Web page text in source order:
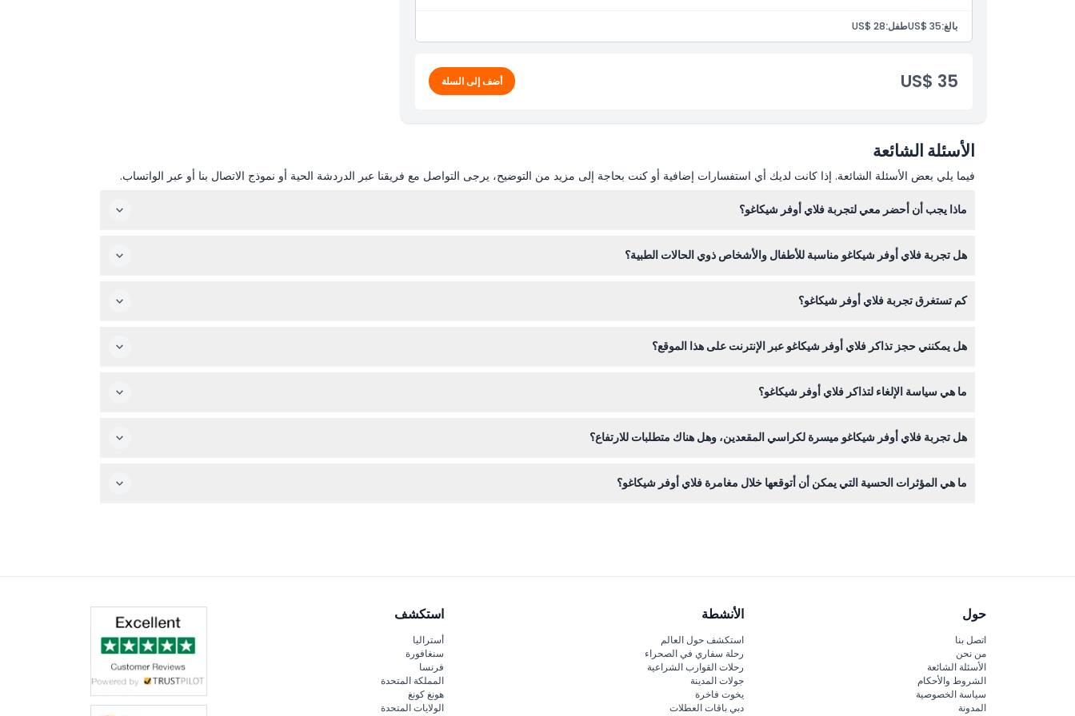
كيفية الاسترداد
سياسة الإلغاء
بالغ:US$ 35طفل:US$ 28
US$ 35 أضف إلى السلة
الأسئلة الشائعة
فيما يلي بعض الأسئلة الشائعة. إذا كانت لديك أي استفسارات إضافية أو كنت بحاجة إلى مزيد من التوضيح، يرجى التواصل مع فريقنا عبر الدردشة الحية أو نموذج الاتصال بنا أو عبر الواتساب.
ماذا يجب أن أحضر معي لتجربة فلاي أوفر شيكاغو؟
هل تجربة فلاي أوفر شيكاغو مناسبة للأطفال والأشخاص ذوي الحالات الطبية؟
الأشخاص الذين يعانون من حالات طبية خطيرة.
كم تستغرق تجربة فلاي أوفر شيكاغو؟
هل يمكنني حجز تذاكر فلاي أوفر شيكاغو عبر الإنترنت على هذا الموقع؟
ما هي سياسة الإلغاء لتذاكر فلاي أوفر شيكاغو؟
هل تجربة فلاي أوفر شيكاغو ميسرة لكراسي المقعدين، وهل هناك متطلبات للارتفاع؟
ما هي المؤثرات الحسية التي يمكن أن أتوقعها خلال مغامرة فلاي أوفر شيكاغو؟
حول
اتصل بنا
من نحن
الأسئلة الشائعة
الشروط والأحكام
سياسة الخصوصية
المدونة
الأنشطة
استكشف حول العالم
رحلة سفاري في الصحراء
رحلات القوارب الشراعية
جولات المدينة
يخوت فاخرة
دبي باقات العطلات
استكشف
أستراليا
سنغافورة
فرنسا
المملكة المتحدة
هونغ كونغ
الولايات المتحدة